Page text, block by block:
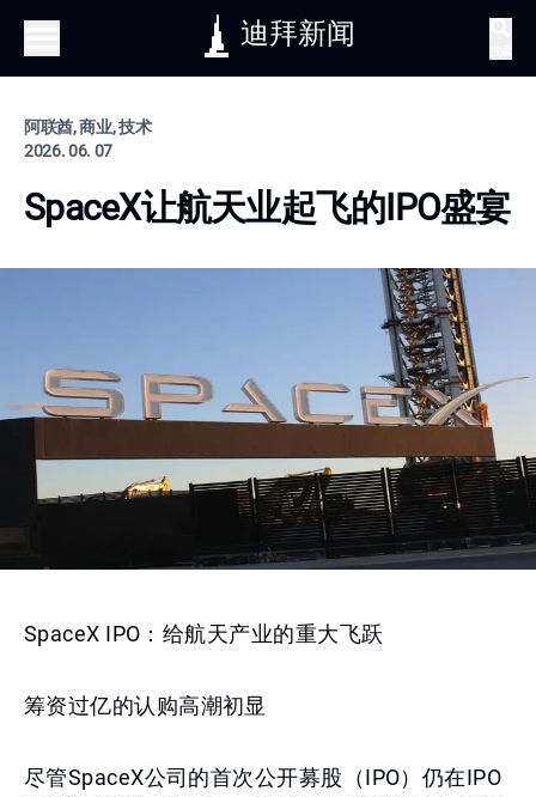
迪拜新闻
阿联酋, 商业, 技术
2026. 06. 07
SpaceX让航天业起飞的IPO盛宴
SpaceX IPO：给航天产业的重大飞跃
筹资过亿的认购高潮初显
尽管SpaceX公司的首次公开募股（IPO）仍在IPO